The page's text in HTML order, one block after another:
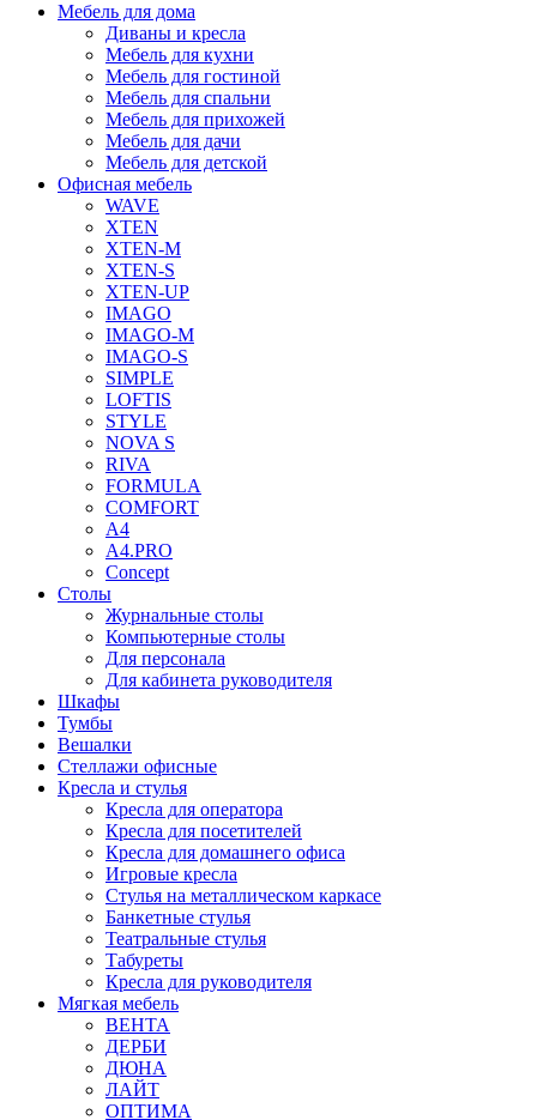
Мебель для дома
Диваны и кресла
Мебель для кухни
Мебель для гостиной
Мебель для спальни
Мебель для прихожей
Мебель для дачи
Мебель для детской
Офисная мебель
WAVE
XTEN
XTEN-M
XTEN-S
XTEN-UP
IMAGO
IMAGO-M
IMAGO-S
SIMPLE
LOFTIS
STYLE
NOVA S
RIVA
FORMULA
COMFORT
A4
A4.PRO
Concept
Столы
Журнальные столы
Компьютерные столы
Для персонала
Для кабинета руководителя
Шкафы
Тумбы
Вешалки
Стеллажи офисные
Кресла и стулья
Кресла для оператора
Кресла для посетителей
Кресла для домашнего офиса
Игровые кресла
Стулья на металлическом каркасе
Банкетные стулья
Театральные стулья
Табуреты
Кресла для руководителя
Мягкая мебель
ВЕНТА
ДЕРБИ
ДЮНА
ЛАЙТ
ОПТИМА